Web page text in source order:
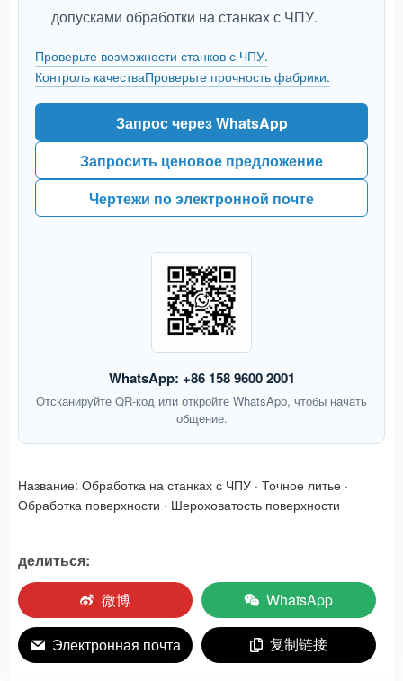
допусками обработки на станках с ЧПУ.
Проверьте возможности станков с ЧПУ.
Контроль качестваПроверьте прочность фабрики.
Запрос через WhatsApp
Запросить ценовое предложение
Чертежи по электронной почте
WhatsApp: +86 158 9600 2001
Отсканируйте QR-код или откройте WhatsApp, чтобы начать
общение.
Название: Обработка на станках с ЧПУ · Точное литье ·
Обработка поверхности · Шероховатость поверхности
делиться:
微博
WhatsApp
Электронная почта 复制链接